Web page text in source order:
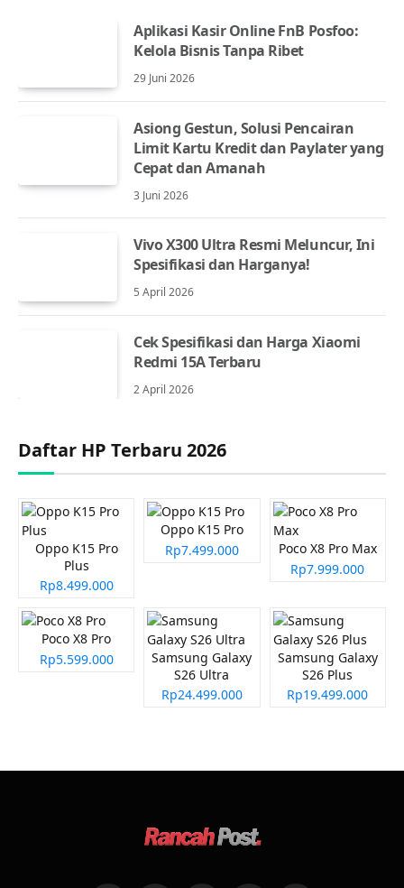
Aplikasi Kasir Online FnB Posfoo:
Kelola Bisnis Tanpa Ribet
29 Juni 2026
Asiong Gestun, Solusi Pencairan
Limit Kartu Kredit dan Paylater yang
Cepat dan Amanah
3 Juni 2026
Vivo X300 Ultra Resmi Meluncur, Ini
Spesifikasi dan Harganya!
5 April 2026
Cek Spesifikasi dan Harga Xiaomi
Redmi 15A Terbaru
2 April 2026
Daftar HP Terbaru 2026
Oppo K15 Pro
Plus
Rp8.499.000
Oppo K15 Pro
Rp7.499.000
Poco X8 Pro Max
Rp7.999.000
Poco X8 Pro
Rp5.599.000
Samsung Galaxy
S26 Ultra
Rp24.499.000
Samsung Galaxy
S26 Plus
Rp19.499.000